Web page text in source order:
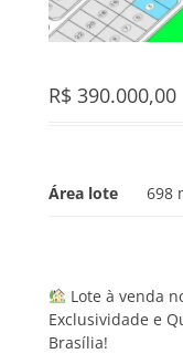
R$ 390.000,00
Área lote 698
Lote à venda
Exclusividade e
Brasília!